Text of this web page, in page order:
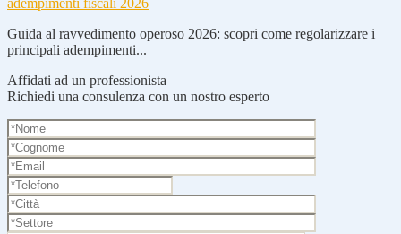
Guida al ravvedimento operoso 2026: scopri come regolarizzare i
principali adempimenti...
Affidati ad un professionista
Richiedi una consulenza con un nostro esperto